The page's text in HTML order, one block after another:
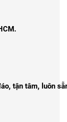
tận tâm, luôn